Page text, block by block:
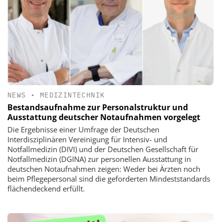
NEWS • MEDIZINTECHNIK
Bestandsaufnahme zur Personalstruktur und
Ausstattung deutscher Notaufnahmen vorgelegt
Die Ergebnisse einer Umfrage der Deutschen
Interdisziplinären Vereinigung für Intensiv- und
Notfallmedizin (DIVI) und der Deutschen Gesellschaft für
Notfallmedizin (DGINA) zur personellen Ausstattung in
deutschen Notaufnahmen zeigen: Weder bei Ärzten noch
beim Pflegepersonal sind die geforderten Mindeststandards
flächendeckend erfüllt.